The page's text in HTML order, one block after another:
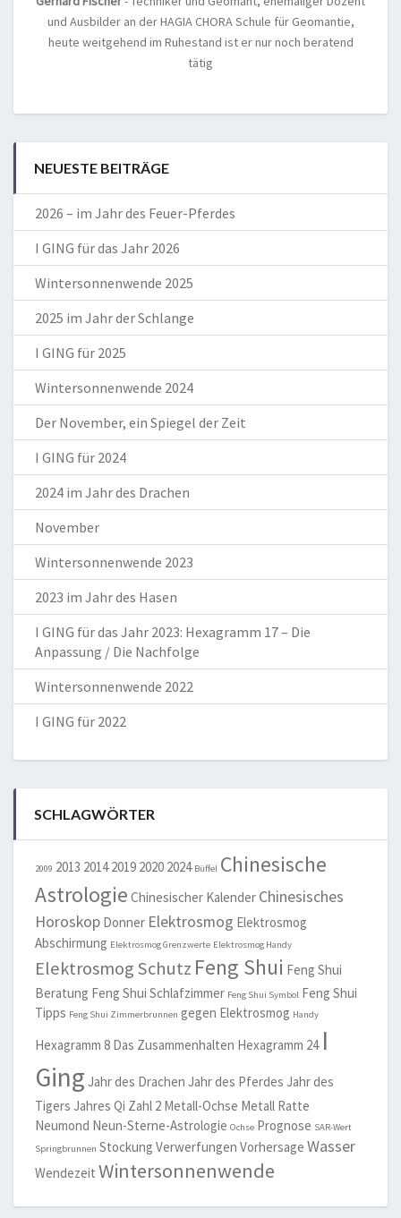
und Ausbilder an der HAGIA CHORA Schule für Geomantie,
heute weitgehend im Ruhestand ist er nur noch beratend
tätig
NEUESTE BEITRÄGE
2026 – im Jahr des Feuer-Pferdes
I GING für das Jahr 2026
Wintersonnenwende 2025
2025 im Jahr der Schlange
I GING für 2025
Wintersonnenwende 2024
Der November, ein Spiegel der Zeit
I GING für 2024
2024 im Jahr des Drachen
November
Wintersonnenwende 2023
2023 im Jahr des Hasen
I GING für das Jahr 2023: Hexagramm 17 – Die
Anpassung / Die Nachfolge
Wintersonnenwende 2022
I GING für 2022
SCHLAGWÖRTER
2009 2013 2014 2019 2020 2024 Büffel Chinesische
Astrologie Chinesischer Kalender Chinesisches
Horoskop Donner Elektrosmog Elektrosmog
Abschirmung Elektrosmog Grenzwerte Elektrosmog Handy
Elektrosmog Schutz Feng Shui Feng Shui
Beratung Feng Shui Schlafzimmer Feng Shui Symbol Feng Shui
Tipps Feng Shui Zimmerbrunnen gegen Elektrosmog Handy
Hexagramm 8 Das Zusammenhalten Hexagramm 24 I
Ging Jahr des Drachen Jahr des Pferdes Jahr des
Tigers Jahres Qi Zahl 2 Metall-Ochse Metall Ratte
Neumond Neun-Sterne-Astrologie Ochse Prognose SAR-Wert
Springbrunnen Stockung Verwerfungen Vorhersage Wasser
Wendezeit Wintersonnenwende